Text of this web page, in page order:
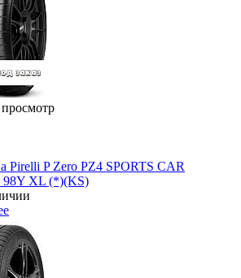
Pirelli P Zero PZ4 SPORTS CAR
98Y XL (*)(KS)